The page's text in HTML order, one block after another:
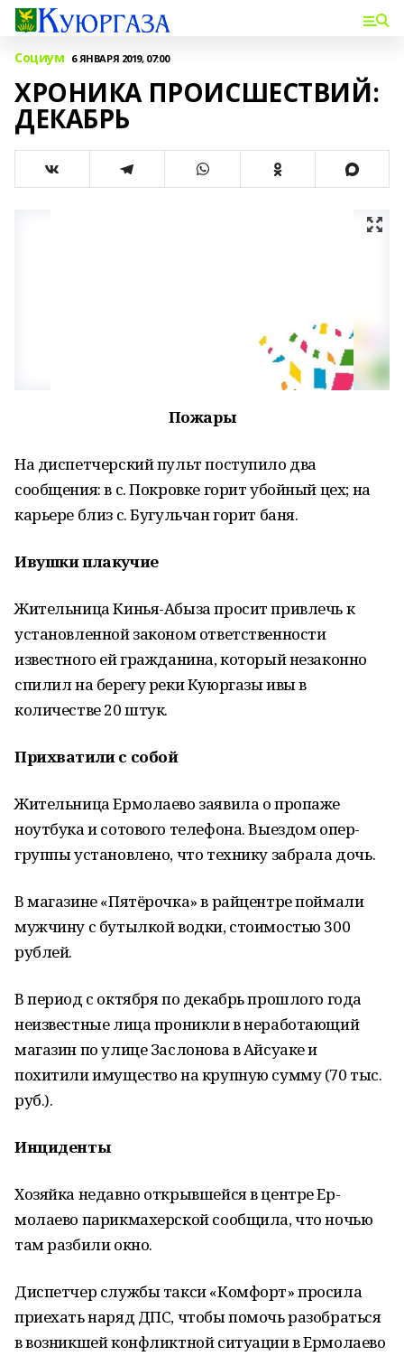
Социум 6 ЯНВАРЯ 2019, 07:00
ХРОНИКА ПРОИСШЕСТВИЙ:
ДЕКАБРЬ
Пожары
На диспетчерский пульт по­ступило два
сообщения: в с. Покровке горит убойный цех; на
карьере близ с. Бугульчан го­рит баня.
Ивушки плакучие
Жительница Кинья-Абыза просит привлечь к
установлен­ной законом ответственности
известного ей гражданина, ко­торый незаконно
спилил на берегу реки Куюр­газы ивы в
количестве 20 штук.
Прихватили с собой
Жительница Ермолаево заявила о пропаже
ноутбука и сотового телефона. Выездом опер­
группы установлено, что технику забрала дочь.
В магазине «Пятёрочка» в райцентре пойма­ли
мужчину с бутылкой водки, стоимостью 300
рублей.
В период с октября по декабрь прошлого года
неизвестные лица проникли в неработа­ющий
магазин по улице Заслонова в Айсуаке и
похитили имущество на крупную сумму (70 тыс.
руб.).
Инциденты
Хозяйка недавно открывшейся в центре Ер­
молаево парикмахерской сообщила, что ночью
там разбили окно.
Диспетчер службы такси «Комфорт» просила
приехать наряд ДПС, чтобы помочь разобрать­ся
в возникшей конфликтной ситуации в Ермо­лаево